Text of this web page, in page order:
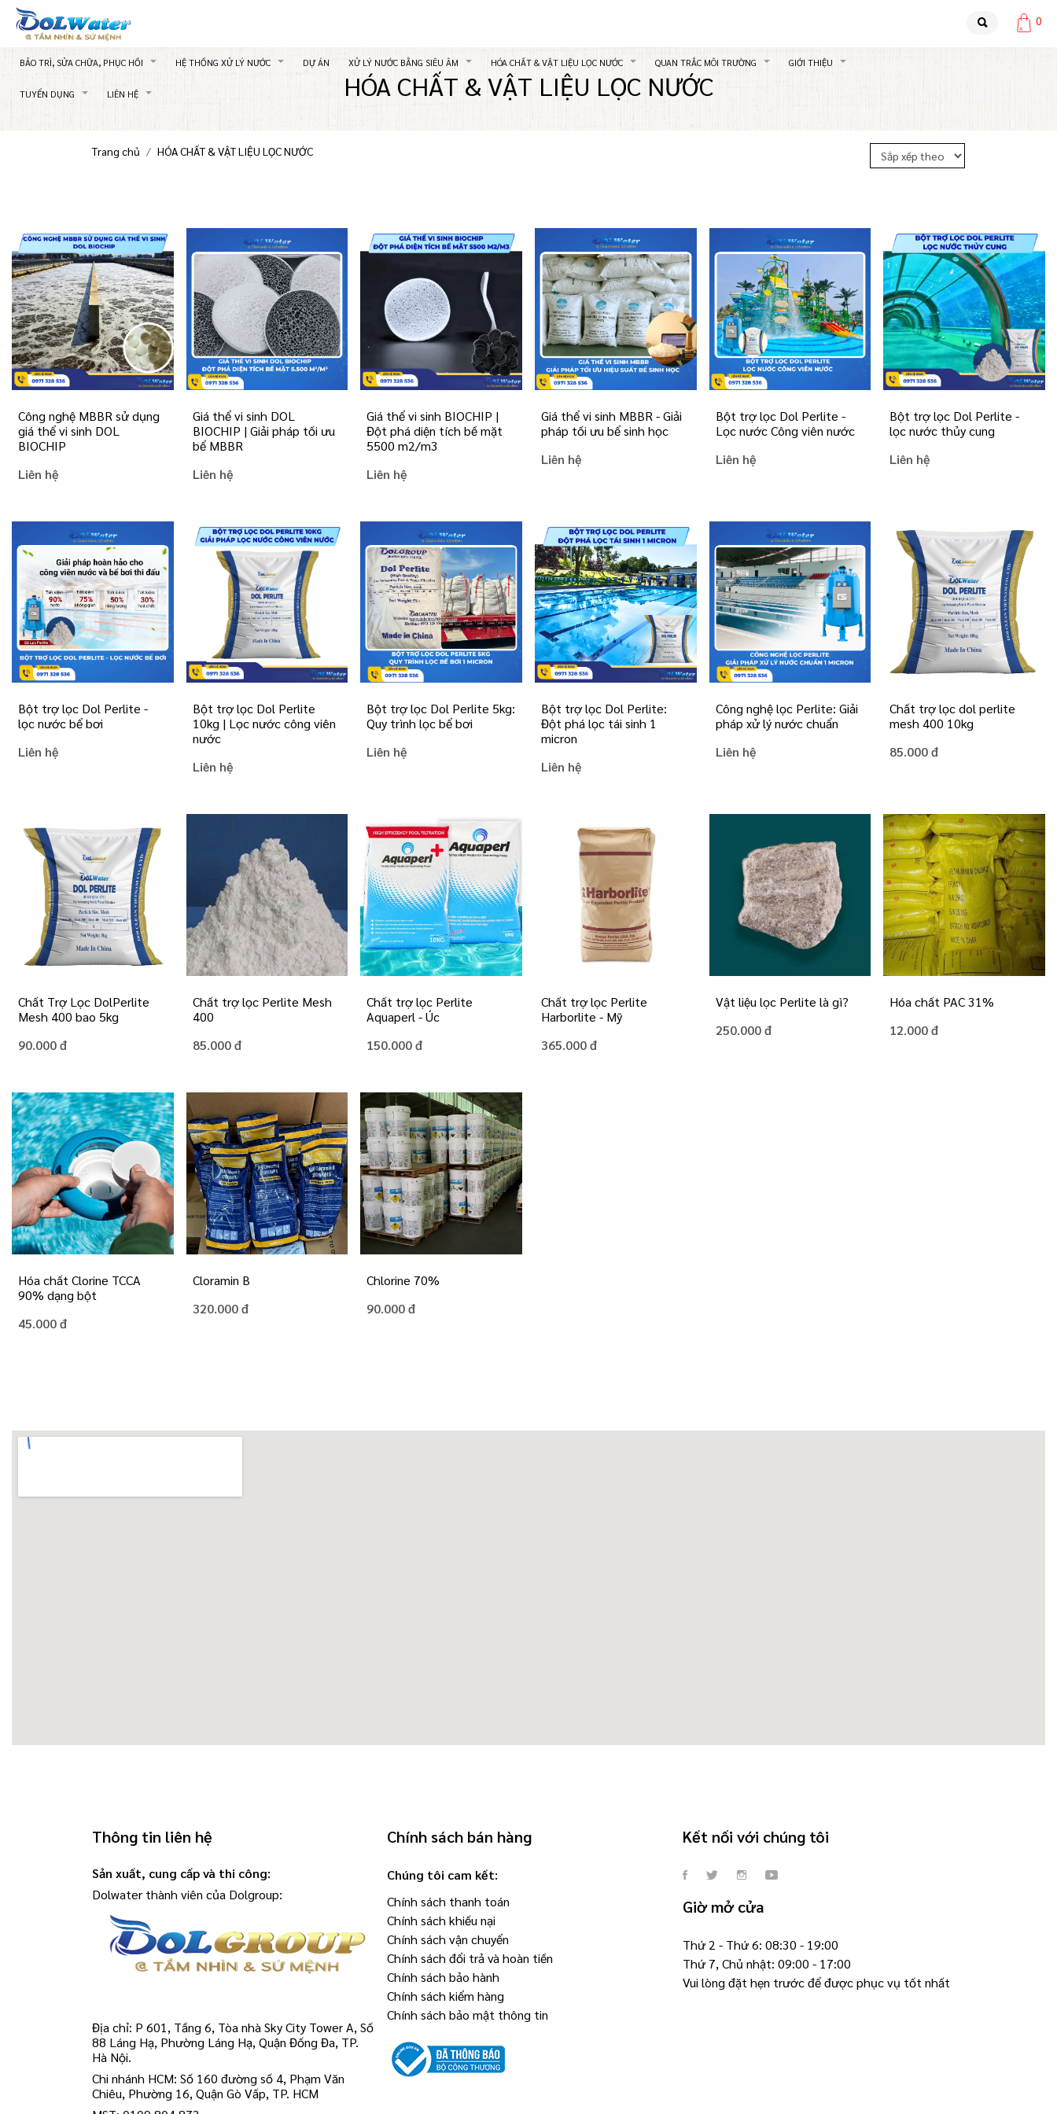
BẢO TRÌ, SỬA CHỮA, PHỤC HỒI HỆ THỐNG XỬ LÝ NƯỚC DỰ ÁN XỬ LÝ NƯỚC BẰNG SIÊU ÂM HÓA CHẤT & VẬT LIỆU LỌC NƯỚC QUAN TRẮC MÔI TRƯỜNG GIỚI THIỆU
TUYỂN DỤNG LIÊN HỆ
0
HÓA CHẤT & VẬT LIỆU LỌC NƯỚC
Trang chủ HÓA CHẤT & VẬT LIỆU LỌC NƯỚC
Công nghệ MBBR sử dụng
giá thể vi sinh DOL
BIOCHIP
Liên hệ
Giá thể vi sinh DOL
BIOCHIP | Giải pháp tối ưu
bể MBBR
Liên hệ
Giá thể vi sinh BIOCHIP |
Đột phá diện tích bề mặt
5500 m2/m3
Liên hệ
Giá thể vi sinh MBBR - Giải
pháp tối ưu bể sinh học
Liên hệ
Bột trợ lọc Dol Perlite -
Lọc nước Công viên nước
Liên hệ
Bột trợ lọc Dol Perlite -
lọc nước thủy cung
Liên hệ
Bột trợ lọc Dol Perlite -
lọc nước bể bơi
Liên hệ
Bột trợ lọc Dol Perlite
10kg | Lọc nước công viên
nước
Liên hệ
Bột trợ lọc Dol Perlite 5kg:
Quy trình lọc bể bơi
Liên hệ
Bột trợ lọc Dol Perlite:
Đột phá lọc tái sinh 1
micron
Liên hệ
Công nghệ lọc Perlite: Giải
pháp xử lý nước chuẩn
Liên hệ
Chất trợ lọc dol perlite
mesh 400 10kg
85.000 đ
Chất Trợ Lọc DolPerlite
Mesh 400 bao 5kg
90.000 đ
Chất trợ lọc Perlite Mesh
400
85.000 đ
Chất trợ lọc Perlite
Aquaperl - Úc
150.000 đ
Chất trợ lọc Perlite
Harborlite - Mỹ
365.000 đ
Vật liệu lọc Perlite là gì?
250.000 đ
Hóa chất PAC 31%
12.000 đ
Hóa chất Clorine TCCA
90% dạng bột
45.000 đ
Cloramin B
320.000 đ
Chlorine 70%
90.000 đ
Thông tin liên hệ
Sản xuất, cung cấp và thi công:
Dolwater thành viên của Dolgroup:
Địa chỉ: P 601, Tầng 6, Tòa nhà Sky City Tower A, Số
88 Láng Hạ, Phường Láng Hạ, Quận Đống Đa, TP.
Hà Nội.
Chi nhánh HCM: Số 160 đường số 4, Phạm Văn
Chiêu, Phường 16, Quận Gò Vấp, TP. HCM
Chính sách bán hàng
Chúng tôi cam kết:
Chính sách thanh toán
Chính sách khiếu nại
Chính sách vận chuyển
Chính sách đổi trả và hoàn tiền
Chính sách bảo hành
Chính sách kiểm hàng
Chính sách bảo mật thông tin
Kết nối với chúng tôi
Giờ mở cửa
Thứ 2 - Thứ 6: 08:30 - 19:00
Thứ 7, Chủ nhật: 09:00 - 17:00
Vui lòng đặt hẹn trước để được phục vụ tốt nhất